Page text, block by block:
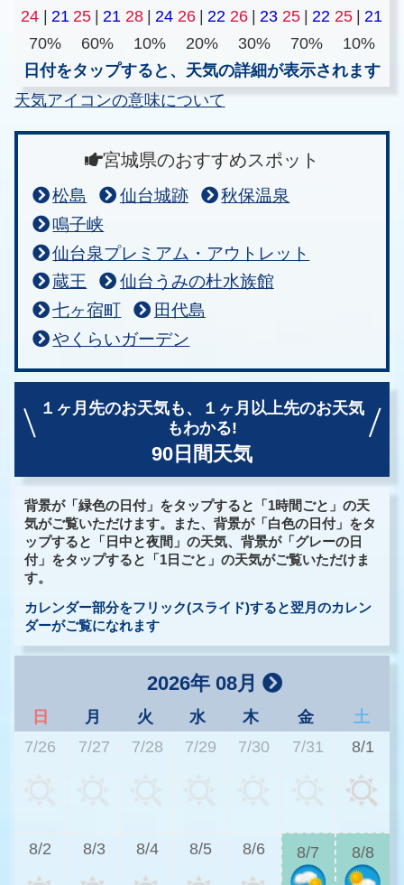
24 | 21 25 | 21 28 | 24 26 | 22 26 | 23 25 | 22 25 | 21
70%
60% 10% 20% 30% 70%
10%
日付をタップすると、天気の詳細が表示されます
天気アイコンの意味について
宮城県のおすすめスポット
松島 仙台城跡
秋保温泉
鳴子峡
仙台泉プレミアム・アウトレット
蔵王
仙台うみの杜水族館
七ヶ宿町
田代島
やくらいガーデン
１ヶ月先のお天気も、
１ヶ月以上先のお天気
もわかる!
90日間天気
背景が「緑色の日付」をタップすると「1時間ごと」の天
気がご覧いただけます。また、背景が「白色の日付」をタ
ップすると「日中と夜間」の天気、背景が「グレーの日
付」をタップすると「1日ごと」の天気がご覧いただけま
す。
カレンダー部分をフリック(スライド)すると翌月のカレン
ダーがご覧になれます
2026年 08月
日 月 火 水 木 金
土
7/26
7/27 7/28 7/29 7/30 7/31 8/1
8/2 8/3 8/4 8/5 8/6 8/7 8/8